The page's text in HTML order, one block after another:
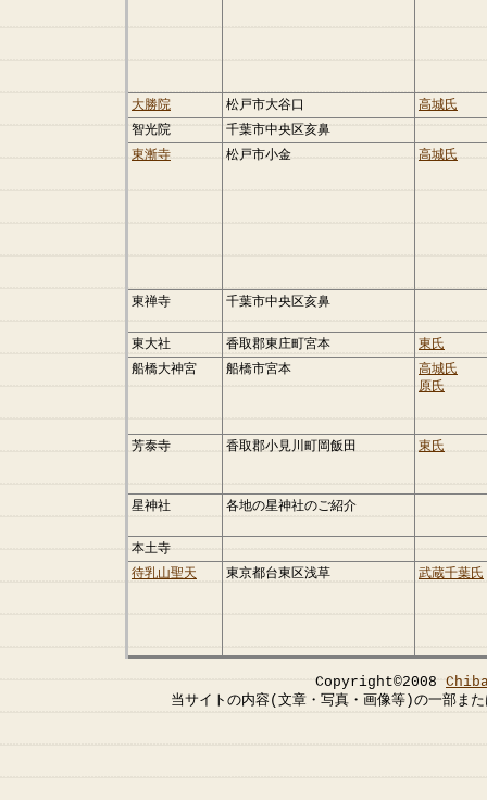
大勝院 松戸市大谷口
高城氏
智光院
千葉市中央区亥鼻
東漸寺
松戸市小金 高城氏
東禅寺 千葉市中央区亥鼻
東大社 香取郡東庄町宮本
東氏
船橋大神宮
船橋市宮本
高城氏
原氏
芳泰寺 香取郡小見川町岡飯田 東氏
星神社 各地の星神社のご紹介
本土寺
待乳山聖天
東京都台東区浅草 武蔵千葉氏
Copyright©2008
当サイトの内容(文章・写真・画像等)の一部ま